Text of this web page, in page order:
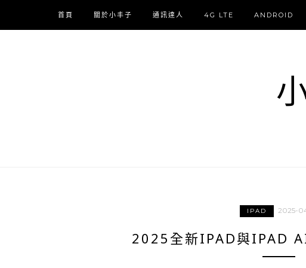
首頁 關於小丰子 通訊達人 4G LTE ANDROID
IPAD 2025-
2025全新IPAD與IPAD